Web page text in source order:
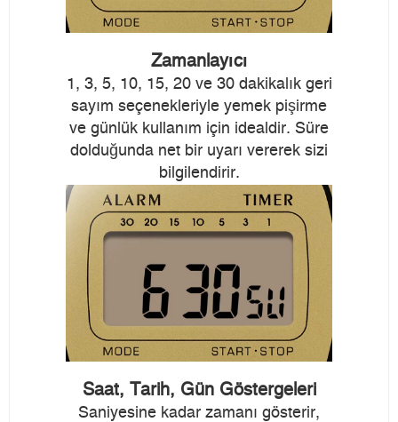
Zamanlayıcı
1, 3, 5, 10, 15, 20 ve 30 dakikalık geri
sayım seçenekleriyle yemek pişirme
ve günlük kullanım için idealdir. Süre
dolduğunda net bir uyarı vererek sizi
bilgilendirir.
Saat, Tarih, Gün Göstergeleri
Saniyesine kadar zamanı gösterir,